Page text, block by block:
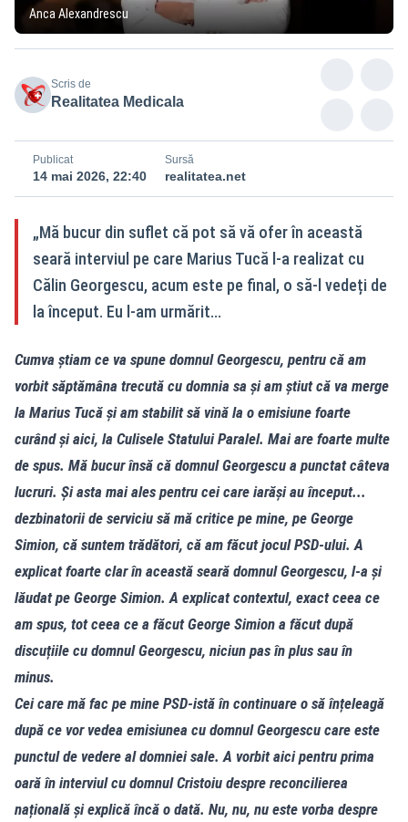
Anca Alexandrescu
Scris de
Realitatea Medicala
Publicat
14 mai 2026, 22:40
Sursă
realitatea.net
„Mă bucur din suflet că pot să vă ofer în această
seară interviul pe care Marius Tucă l-a realizat cu
Călin Georgescu, acum este pe final, o să-l vedeți de
la început. Eu l-am urmărit...
Cumva știam ce va spune domnul Georgescu, pentru că am
vorbit săptămâna trecută cu domnia sa și am știut că va merge
la Marius Tucă și am stabilit să vină la o emisiune foarte
curând și aici, la Culisele Statului Paralel. Mai are foarte multe
de spus. Mă bucur însă că domnul Georgescu a punctat câteva
lucruri. Și asta mai ales pentru cei care iarăși au început...
dezbinatorii de serviciu să mă critice pe mine, pe George
Simion, că suntem trădători, că am făcut jocul PSD-ului. A
explicat foarte clar în această seară domnul Georgescu, l-a și
lăudat pe George Simion. A explicat contextul, exact ceea ce
am spus, tot ceea ce a făcut George Simion a făcut după
discuțiile cu domnul Georgescu, niciun pas în plus sau în
minus.
Cei care mă fac pe mine PSD-istă în continuare o să înțeleagă
după ce vor vedea emisiunea cu domnul Georgescu care este
punctul de vedere al domniei sale. A vorbit aici pentru prima
oară în interviul cu domnul Cristoiu despre reconcilierea
națională și explică încă o dată. Nu, nu, nu este vorba despre